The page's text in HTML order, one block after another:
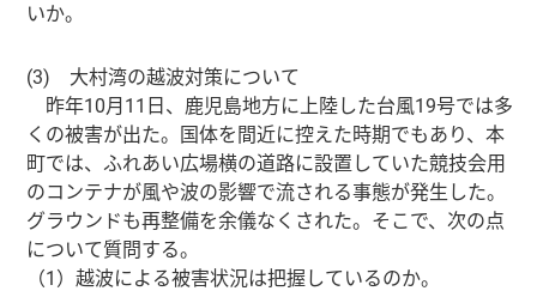
いか。
(3) 大村湾の越波対策について
昨年10月11日、鹿児島地方に上陸した台風19号では多
くの被害が出た。国体を間近に控えた時期でもあり、本
町では、ふれあい広場横の道路に設置していた競技会用
のコンテナが風や波の影響で流される事態が発生した。
グラウンドも再整備を余儀なくされた。そこで、次の点
について質問する。
（1）越波による被害状況は把握しているのか。